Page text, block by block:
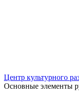
Центр культурного
Основные элементы